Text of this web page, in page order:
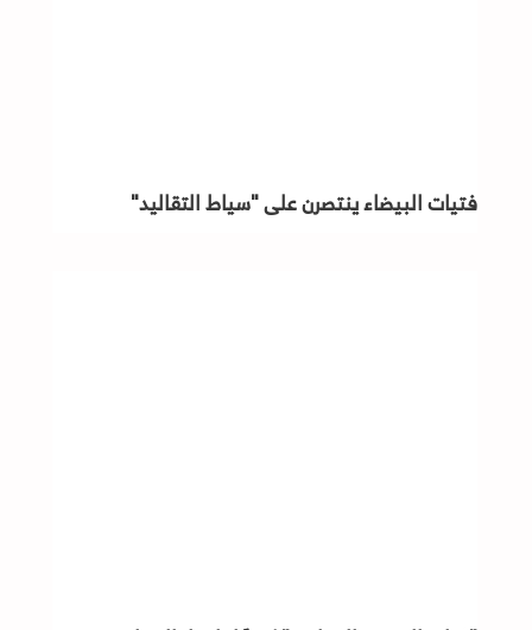
فتيات البيضاء ينتصرن على "سياط التقاليد"